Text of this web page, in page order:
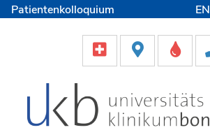
Patientenkolloquium
Lob & Beschwerde
Karriere
Helfen & Spenden
Medien
EN